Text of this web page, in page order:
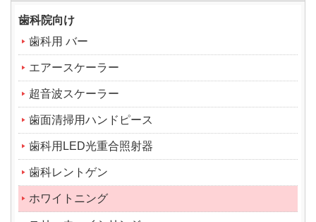
歯科院向け
歯科用 バー
エアースケーラー
超音波スケーラー
歯面清掃用ハンドピース
歯科用LED光重合照射器
歯科レントゲン
ホワイトニング